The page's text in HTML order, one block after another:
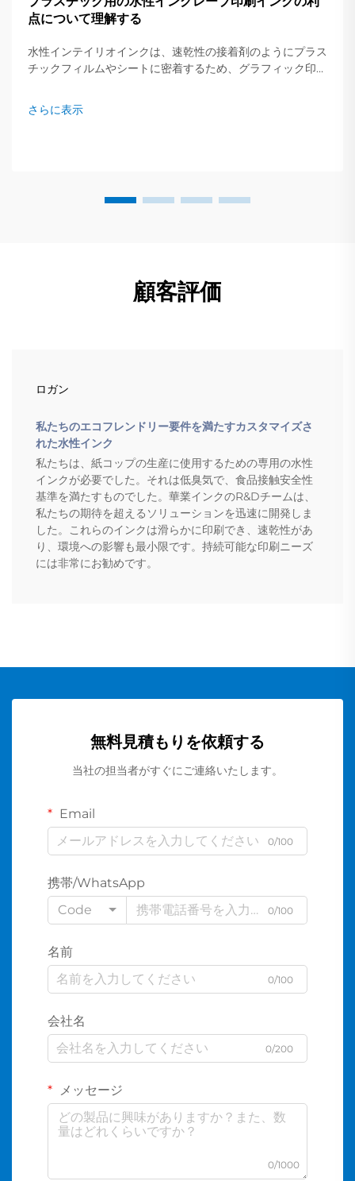
点について理解する
水性インテイリオインクは、速乾性の接着剤のようにプラス
チックフィルムやシートに密着するため、グラフィック印刷
く主に純水で構成されているため、印刷機が仕事の回転を早
くし、コストを削減できます...
さらに表示
顧客評価
ロガン
私たちのエコフレンドリー要件を満たすカスタマイズさ
れた水性インク
私たちは、紙コップの生産に使用するための専用の水性
インクが必要でした。それは低臭気で、食品接触安全性
基準を満たすものでした。華業インクのR&Dチームは、
私たちの期待を超えるソリューションを迅速に開発しま
した。これらのインクは滑らかに印刷でき、速乾性があ
り、環境への影響も最小限です。持続可能な印刷ニーズ
には非常にお勧めです。
無料見積もりを依頼する
当社の担当者がすぐにご連絡いたします。
Email
0/100
携帯/WhatsApp
Code
0/100
名前
0/100
会社名
0/200
メッセージ
0/1000